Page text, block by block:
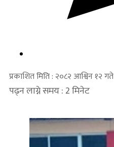
प्रकाशित मिति : २०८२ आश्विन १२ गते
पढ्न लाग्ने समय : 2 मिनेट